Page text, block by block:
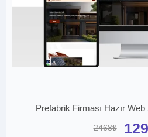
Prefabrik Firması Hazır
2468₺